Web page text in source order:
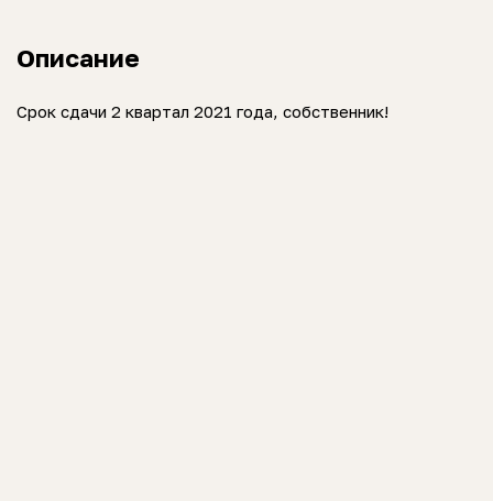
Описание
Срок сдачи 2 квартал 2021 года, собственник!